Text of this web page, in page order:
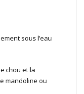
sous l’eau
chou et la
mandoline ou